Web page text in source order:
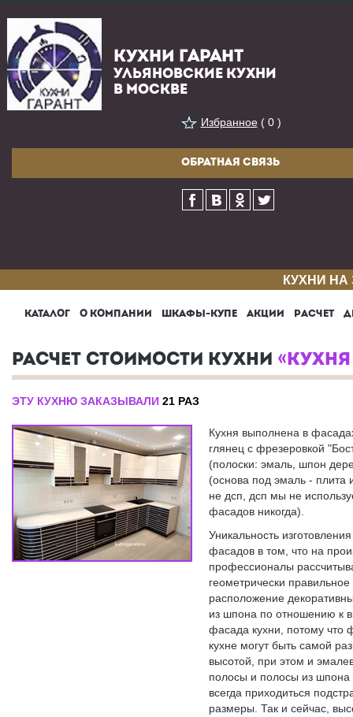
КУХНИ ГАРАНТ
УЛЬЯНОВСКИЕ КУХНИ
В МОСКВЕ
Избранное( 0 )
ОБРАТНАЯ СВЯЗЬ
КУХНИ
КАТАЛОГ О КОМПАНИИ ШКАФЫ-КУПЕ АКЦИИ РАСЧЕТ
РАСЧЕТ СТОИМОСТИ КУХНИ
ЭТУ КУХНЮ ЗАКАЗЫВАЛИ 21 РАЗ
Кухня выполнена в
глянец с фрезеровкой
(полоски: эмаль, шпон
(основа под эмаль -
не дсп, дсп мы не
фасадов никогда).
Уникальность
фасадов в том, что на
профессионалы
геометрически правильное
расположение
из шпона по отношению к
фасада кухни, потому что
кухне могут быть самой
высотой, при этом и
полосы и полосы из шпона
всегда приходиться
размеры. Так и сейчас,